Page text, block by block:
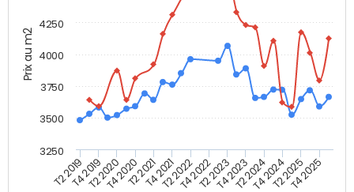
Prix au m2
T2 2019T4 2019T2 2020T4 2020T2 2021T4 2021T2 2022T4 2022T2 2023T4 2023T2 2024T4 2024T2 2025T4 2025
3250
3500
3750
4000
4250